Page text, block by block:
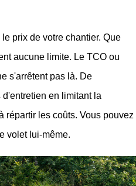
prix de votre chantier. Que
aucune limite. Le TCO ou
s'arrêtent pas là. De
en limitant la
répartir les coûts. Vous pouvez
volet lui-même.